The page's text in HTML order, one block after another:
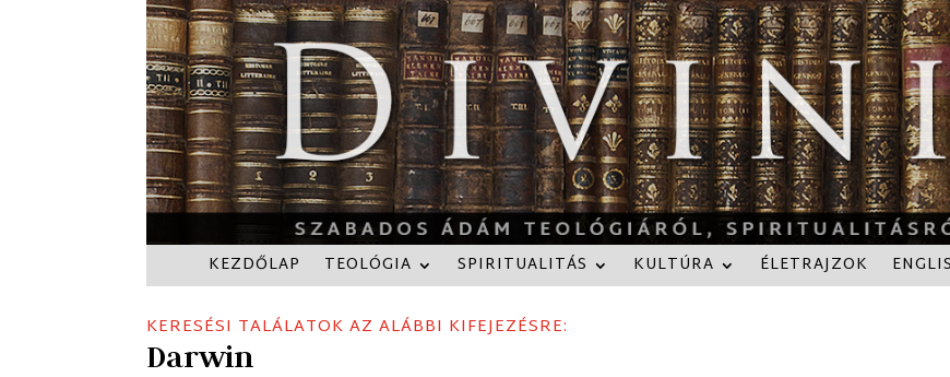
KEZDŐLAP TEOLÓGIA SPIRITUALITÁS KULTÚRA ÉLETRAJZOK
KERESÉSI TALÁLATOK AZ ALÁBBI KIFEJEZÉSRE:
Darwin